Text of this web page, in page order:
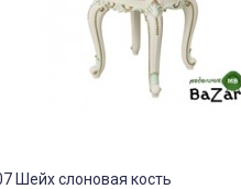
Шейх слоновая кость